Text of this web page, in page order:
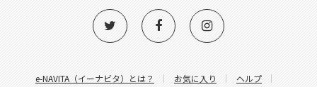
e-NAVITA（イーナビタ）とは？ お気に入り ヘルプ